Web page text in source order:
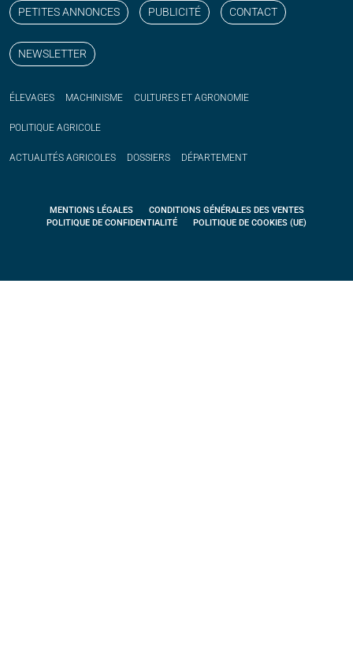
PETITES ANNONCES PUBLICITÉ CONTACT
NEWSLETTER
ÉLEVAGES MACHINISME CULTURES ET AGRONOMIE
POLITIQUE AGRICOLE
ACTUALITÉS AGRICOLES DOSSIERS DÉPARTEMENT
MENTIONS LÉGALES
CONDITIONS GÉNÉRALES DES VENTES
POLITIQUE DE CONFIDENTIALITÉ
POLITIQUE DE COOKIES (UE)